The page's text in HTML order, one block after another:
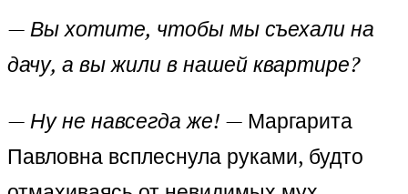
—Вы хотите, чтобы мы съехали на
дачу, а вы жили в нашей квартире?
—Ну не навсегда же! — Маргарита
Павловна всплеснула руками, будто